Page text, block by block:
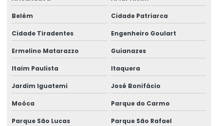
Despacho aduaneiro
Despacho aduaneiro para consumo
Despacho aduaneiro e desembaraço aduaneiro
Despacho aduaneiro de exportação
Despacho aduaneiro de exportação no brasil
Despacho aduaneiro fracionado
Belém Cidade Patriarca
Cidade Tiradentes Engenheiro Goulart
Ermelino Matarazzo Guianazes
Itaim Paulista Itaquera
Jardim Iguatemi José Bonifácio
Moóca Parque do Carmo
Parque São Lucas Parque São Rafael